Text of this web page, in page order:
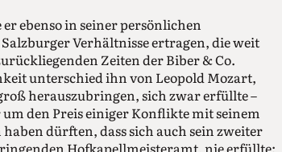
ebenso in seiner persönlichen
Verhältnisse ertragen, die weit
Zeiten der Biber & Co.
unterschied ihn von Leopold Mozart,
herauszubringen, sich zwar erfüllte –
den Preis einiger Konflikte mit seinem
dürften, dass sich auch sein zweiter
Hofkapellmeisteramt, nie erfüllte: